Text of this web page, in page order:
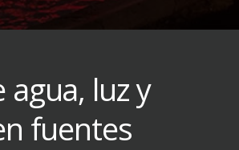
agua, luz y
fuentes